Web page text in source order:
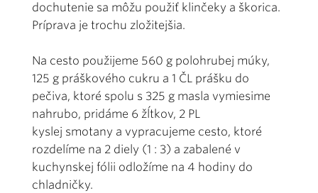
dochutenie sa môžu použiť klinčeky a škorica.
Príprava je trochu zložitejšia.
Na cesto použijeme 560 g polohrubej múky,
125 g práškového cukru a 1 ČL prášku do
pečiva, ktoré spolu s 325 g masla vymiesime
nahrubo, pridáme 6 žĺtkov, 2 PL
kyslej smotany a vypracujeme cesto, ktoré
rozdelíme na 2 diely (1 : 3) a zabalené v
kuchynskej fólii odložíme na 4 hodiny do
chladničky.